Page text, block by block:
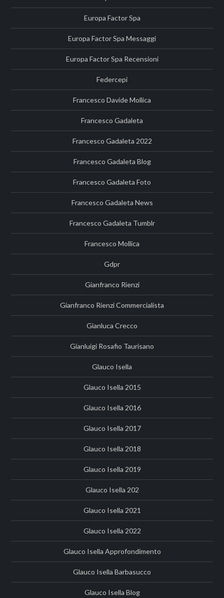
Europa Factor Spa
Europa Factor Spa Messaggi
Europa Factor Spa Recensioni
Federcepi
Francesco Davide Mollica
Francesco Gadaleta
Francesco Gadaleta 2022
Francesco Gadaleta Blog
Francesco Gadaleta Foto
Francesco Gadaleta News
Francesco Gadaleta Tumblr
Francesco Mollica
Gdpr
Gianfranco Rienzi
Gianfranco Rienzi Commercialista
Gianluca Crecco
Gianluigi Rosafio Taurisano
Glauco Isella
Glauco Isella 2015
Glauco Isella 2016
Glauco Isella 2017
Glauco Isella 2018
Glauco Isella 2019
Glauco Isella 202
Glauco Isella 2021
Glauco Isella 2022
Glauco Isella Approfondimento
Glauco Isella Barbasucco
Glauco Isella Blog